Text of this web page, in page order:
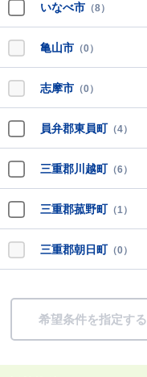
いなべ市 （8）
亀山市 （0）
志摩市 （0）
員弁郡東員町 （4）
三重郡川越町 （6）
三重郡菰野町 （1）
三重郡朝日町 （0）
希望条件を指定する